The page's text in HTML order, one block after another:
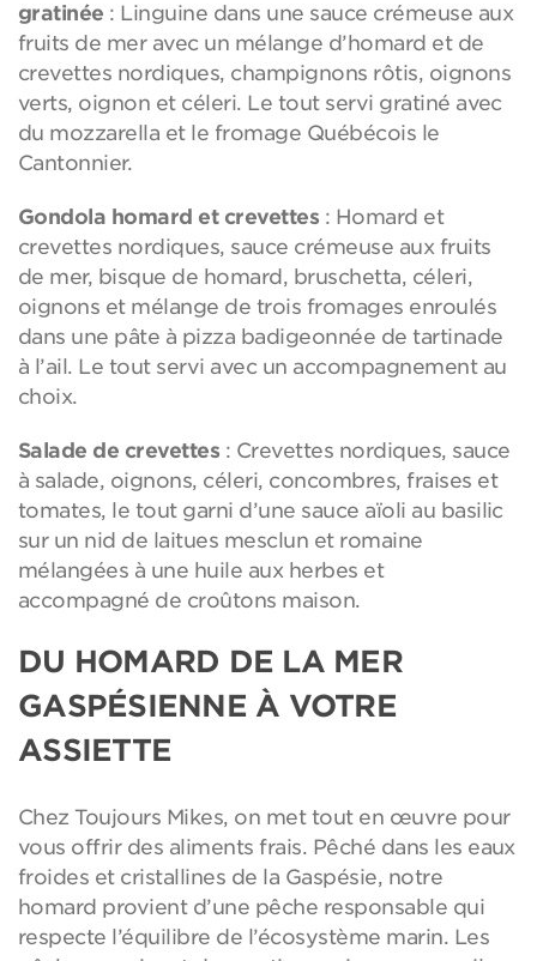
gratinée : Linguine dans une sauce crémeuse aux
fruits de mer avec un mélange d’homard et de
crevettes nordiques, champignons rôtis, oignons
verts, oignon et céleri. Le tout servi gratiné avec
du mozzarella et le fromage Québécois le
Cantonnier.
Gondola homard et crevettes : Homard et
crevettes nordiques, sauce crémeuse aux fruits
de mer, bisque de homard, bruschetta, céleri,
oignons et mélange de trois fromages enroulés
dans une pâte à pizza badigeonnée de tartinade
à l’ail. Le tout servi avec un accompagnement au
choix.
Salade de crevettes : Crevettes nordiques, sauce
à salade, oignons, céleri, concombres, fraises et
tomates, le tout garni d’une sauce aïoli au basilic
sur un nid de laitues mesclun et romaine
mélangées à une huile aux herbes et
accompagné de croûtons maison.
DU HOMARD DE LA MER
GASPÉSIENNE À VOTRE
ASSIETTE
Chez Toujours Mikes, on met tout en œuvre pour
vous offrir des aliments frais. Pêché dans les eaux
froides et cristallines de la Gaspésie, notre
homard provient d’une pêche responsable qui
respecte l’équilibre de l’écosystème marin. Les